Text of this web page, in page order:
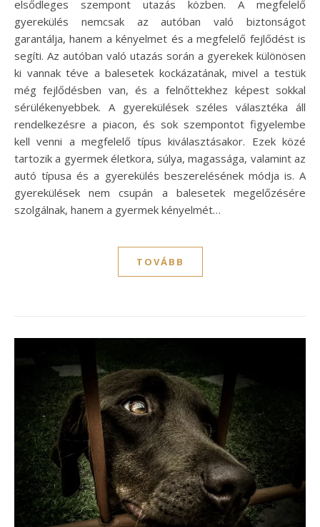
elsődleges szempont utazás közben. A megfelelő
gyerekülés nemcsak az autóban való biztonságot
garantálja, hanem a kényelmet és a megfelelő fejlődést is
segíti. Az autóban való utazás során a gyerekek különösen
ki vannak téve a balesetek kockázatának, mivel a testük
még fejlődésben van, és a felnőttekhez képest sokkal
sérülékenyebbek. A gyerekülések széles választéka áll
rendelkezésre a piacon, és sok szempontot figyelembe
kell venni a megfelelő típus kiválasztásakor. Ezek közé
tartozik a gyermek életkora, súlya, magassága, valamint az
autó típusa és a gyerekülés beszerelésének módja is. A
gyerekülések nem csupán a balesetek megelőzésére
szolgálnak, hanem a gyermek kényelmét…
TOVÁBB